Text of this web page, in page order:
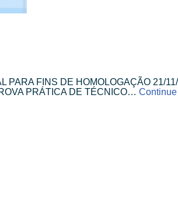
PARA FINS DE HOMOLOGAÇÃO 21/
PRÁTICA DE TÉCNICO…